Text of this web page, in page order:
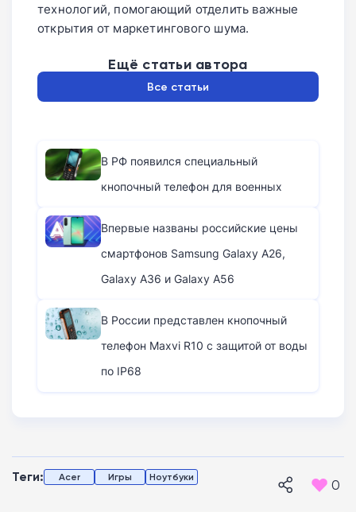
технологий, помогающий отделить важные
открытия от маркетингового шума.
Ещё статьи автора
Все статьи
В РФ появился специальный
кнопочный телефон для военных
Впервые названы российские цены
смартфонов Samsung Galaxy A26,
Galaxy A36 и Galaxy A56
В России представлен кнопочный
телефон Maxvi R10 с защитой от воды
по IP68
Теги: Acer Игры Ноутбуки 0